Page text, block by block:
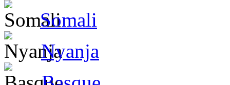
Somali
Nyanja